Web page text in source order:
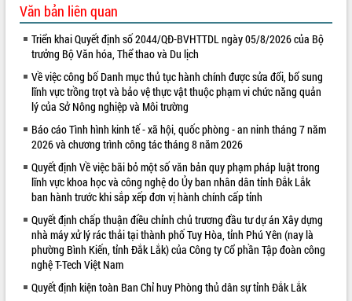
VIDEO
Khám bệnh, cấp phát thuốc miễn phí
và tặng quà người dân xã Cư Pui
Văn bản liên quan
Triển khai Quyết định số 2044/QĐ-BVHTTDL ngày 05/8/2026 của Bộ
trưởng Bộ Văn hóa, Thể thao và Du lịch
Về việc công bố Danh mục thủ tục hành chính được sửa đổi, bổ sung
lĩnh vực trồng trọt và bảo vệ thực vật thuộc phạm vi chức năng quản
lý của Sở Nông nghiệp và Môi trường
Báo cáo Tình hình kinh tế - xã hội, quốc phòng - an ninh tháng 7 năm
2026 và chương trình công tác tháng 8 năm 2026
Quyết định Về việc bãi bỏ một số văn bản quy phạm pháp luật trong
lĩnh vực khoa học và công nghệ do Ủy ban nhân dân tỉnh Đắk Lắk
ban hành trước khi sắp xếp đơn vị hành chính cấp tỉnh
Quyết định chấp thuận điều chỉnh chủ trương đầu tư dự án Xây dựng
nhà máy xử lý rác thải tại thành phố Tuy Hòa, tỉnh Phú Yên (nay là
phường Bình Kiến, tỉnh Đắk Lắk) của Công ty Cổ phần Tập đoàn công
nghệ T-Tech Việt Nam
Quyết định kiện toàn Ban Chỉ huy Phòng thủ dân sự tỉnh Đắk Lắk